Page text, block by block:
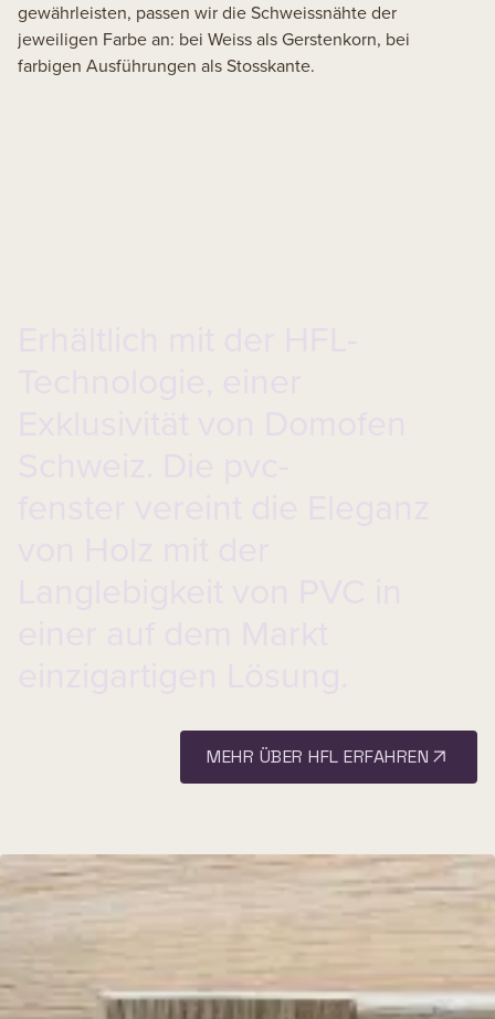
gewährleisten, passen wir die Schweissnähte der
jeweiligen Farbe an: bei Weiss als Gerstenkorn, bei
farbigen Ausführungen als Stosskante.
MEHR ÜBER HFL ERFAHREN
Entdecken Sie alle
verfügbaren Varianten